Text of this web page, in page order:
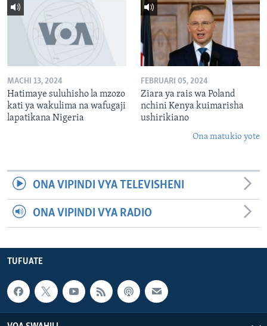
MACHI 13, 2024
Hatimaye suluhisho la mzozo
kati ya wakulima na wafugaji
lapatikana Nigeria
FEBRUARI 05, 2024
Ziara ya rais wa Poland
nchini Kenya kuimarisha
ushirikiano
Ona matukio yote
ONA VIPINDI VYA TELEVISHENI
ONA VIPINDI VYA RADIO
TUFUATE